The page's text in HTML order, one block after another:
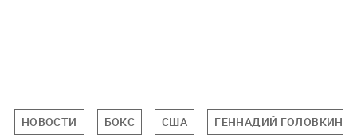
НОВОСТИ БОКС США ГЕННАДИЙ ГОЛОВКИН